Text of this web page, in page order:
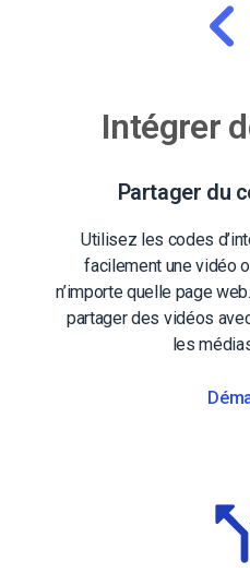
Intégrer
Partager du
Utilisez les codes
facilement une vidéo
n’importe quelle page
partager des vidéos
les